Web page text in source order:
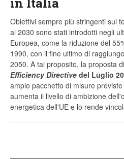
Obiettivi sempre più stringenti sul
al 2030 sono stati introdotti negli
Europea, come la riduzione del
1990, con il fine ultimo di
2050. A tal proposito, la proposta
Efficiency Directive del Luglio
ampio pacchetto di misure previste
aumenta il livello di ambizione
energetica dell'UE e lo rende